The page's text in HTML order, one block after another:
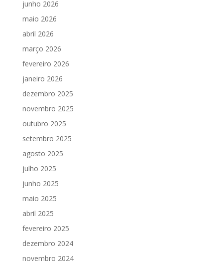
junho 2026
maio 2026
abril 2026
março 2026
fevereiro 2026
janeiro 2026
dezembro 2025
novembro 2025
outubro 2025
setembro 2025
agosto 2025
julho 2025
junho 2025
maio 2025
abril 2025
fevereiro 2025
dezembro 2024
novembro 2024